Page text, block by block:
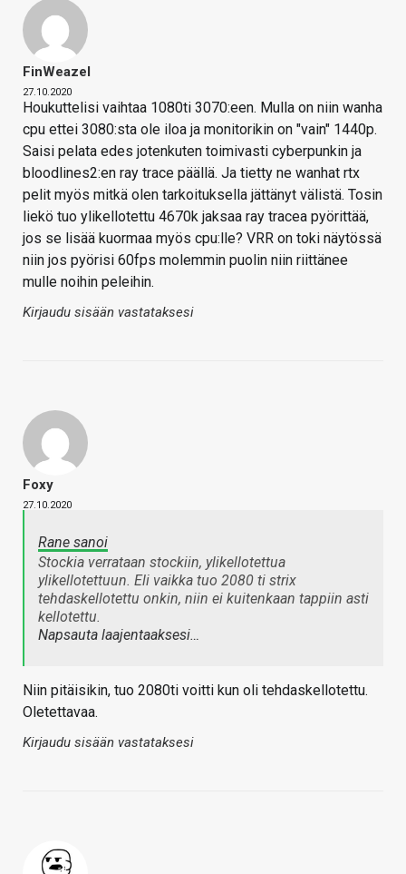
FinWeazel
27.10.2020
Houkuttelisi vaihtaa 1080ti 3070:een. Mulla on niin wanha
cpu ettei 3080:sta ole iloa ja monitorikin on "vain" 1440p.
Saisi pelata edes jotenkuten toimivasti cyberpunkin ja
bloodlines2:en ray trace päällä. Ja tietty ne wanhat rtx
pelit myös mitkä olen tarkoituksella jättänyt välistä. Tosin
liekö tuo ylikellotettu 4670k jaksaa ray tracea pyörittää,
jos se lisää kuormaa myös cpu:lle? VRR on toki näytössä
niin jos pyörisi 60fps molemmin puolin niin riittänee
mulle noihin peleihin.
Kirjaudu sisään vastataksesi
Foxy
27.10.2020
Rane sanoi
Stockia verrataan stockiin, ylikellotettua
ylikellotettuun. Eli vaikka tuo 2080 ti strix
tehdaskellotettu onkin, niin ei kuitenkaan tappiin asti
kellotettu.
Napsauta laajentaaksesi…
Niin pitäisikin, tuo 2080ti voitti kun oli tehdaskellotettu.
Oletettavaa.
Kirjaudu sisään vastataksesi